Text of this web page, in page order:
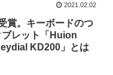
2021.02.02
賞。キーボードのつ
ブレット「Huion
KD200」とは